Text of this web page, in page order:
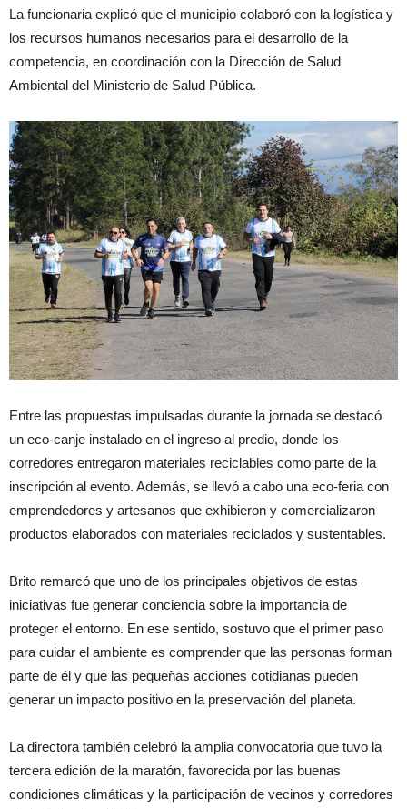
La funcionaria explicó que el municipio colaboró con la logística y
los recursos humanos necesarios para el desarrollo de la
competencia, en coordinación con la Dirección de Salud
Ambiental del Ministerio de Salud Pública.
Entre las propuestas impulsadas durante la jornada se destacó
un eco-canje instalado en el ingreso al predio, donde los
corredores entregaron materiales reciclables como parte de la
inscripción al evento. Además, se llevó a cabo una eco-feria con
emprendedores y artesanos que exhibieron y comercializaron
productos elaborados con materiales reciclados y sustentables.
Brito remarcó que uno de los principales objetivos de estas
iniciativas fue generar conciencia sobre la importancia de
proteger el entorno. En ese sentido, sostuvo que el primer paso
para cuidar el ambiente es comprender que las personas forman
parte de él y que las pequeñas acciones cotidianas pueden
generar un impacto positivo en la preservación del planeta.
La directora también celebró la amplia convocatoria que tuvo la
tercera edición de la maratón, favorecida por las buenas
condiciones climáticas y la participación de vecinos y corredores